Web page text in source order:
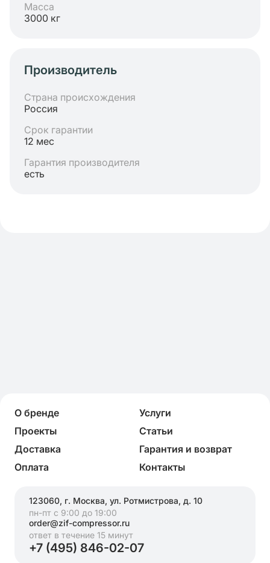
Масса
3000 кг
Производитель
Страна происхождения
Россия
Срок гарантии
12 мес
Гарантия производителя
есть
О бренде
Услуги
Проекты
Статьи
Доставка
Гарантия и возврат
Оплата
Контакты
123060, г. Москва, ул. Ротмистрова, д. 10
пн-пт с 9:00 до 19:00
order@zif-compressor.ru
ответ в течение 15 минут
+7 (495) 846-02-07